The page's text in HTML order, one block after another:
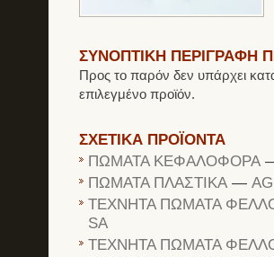
ΣΥΝΟΠΤΙΚΗ ΠΕΡΙΓΡΑΦΗ
Προς το παρόν δεν υπάρχει
επιλεγμένο προϊόν.
ΣΧΕΤΙΚΑ ΠΡΟΪΟΝΤΑ
ΠΩΜΑΤΑ ΚΕΦΑΛΟΦΟΡΑ
ΠΩΜΑΤΑ ΠΛΑΣΤΙΚΑ —
ΤΕΧΝΗΤΑ ΠΩΜΑΤΑ
SA
ΤΕΧΝΗΤΑ ΠΩΜΑΤΑ